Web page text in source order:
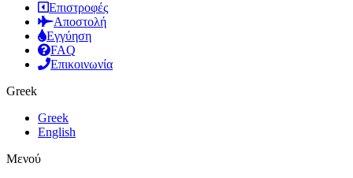
Επιστροφές
Αποστολή
Εγγύηση
FAQ
Επικοινωνία
Greek
Greek
English
Μενού